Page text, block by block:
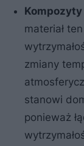
materiał
zmiany
stanowi
ponieważ